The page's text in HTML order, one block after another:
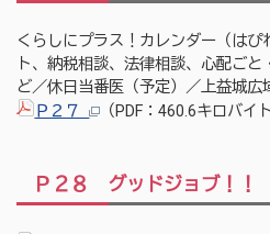
くらしにプラス！カレンダー（は
ト、納税相談、法律相談、心配ご
ど／休日当番医（予定）／上益城広
Ｐ２７
（PDF：460.6キロバイト
Ｐ２８ グッドジョブ！！